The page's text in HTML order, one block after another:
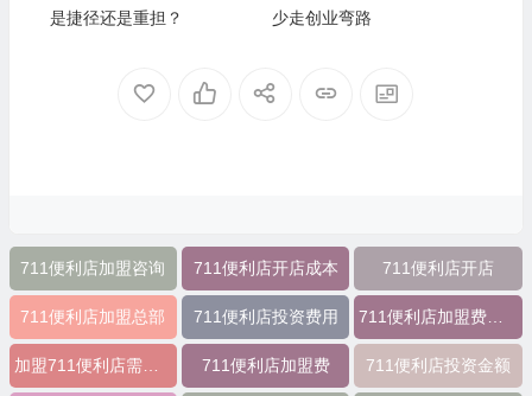
是捷径还是重担？
少走创业弯路
711便利店加盟咨询 711便利店开店成本 711便利店开店
711便利店加盟总部 711便利店投资费用
加盟711便利店需要多少？ 711便利店加盟费 711便利店投资金额